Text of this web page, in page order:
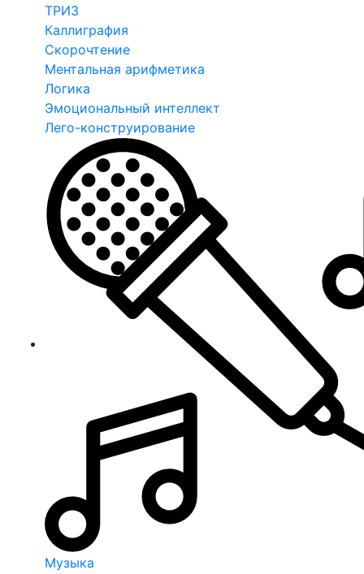
ТРИЗ
Каллиграфия
Скорочтение
Ментальная арифметика
Логика
Эмоциональный интеллект
Лего-конструирование
Музыка